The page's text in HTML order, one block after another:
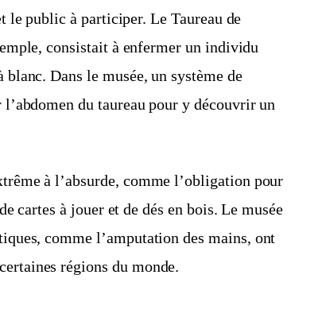
public à participer. Le Taureau de
consistait à enfermer un individu
Dans le musée, un système de
du taureau pour y découvrir un
à l’absurde, comme l’obligation pour
cartes à jouer et de dés en bois. Le musée
comme l’amputation des mains, ont
régions du monde.